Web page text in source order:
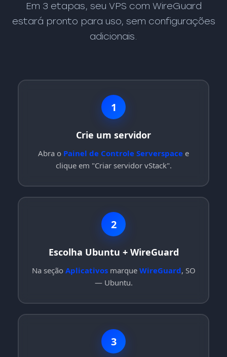
Em 3 etapas, seu VPS com WireGuard
estará pronto para uso, sem configurações
adicionais.